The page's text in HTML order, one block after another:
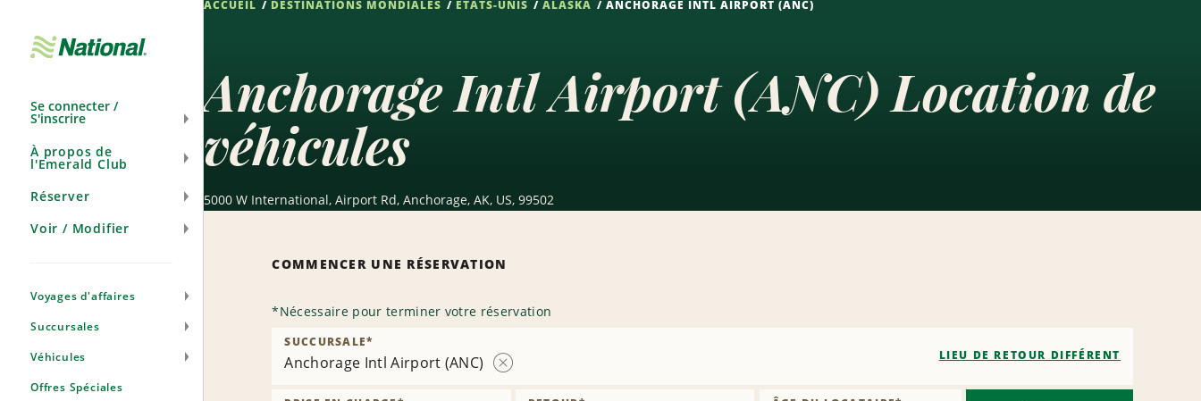
navigation
Se connecter /
S'inscrire
À propos de
l'Emerald Club
Réserver
Voir / Modifier
Voyages d'affaires
Succursales
Véhicules
Offres Spéciales
ACCUEIL DESTINATIONS MONDIALES ÉTATS-UNIS ALASKA ANCHORAGE INTL AIRPORT (ANC)
Anchorage Intl Airport (ANC) Location de
véhicules
5000 W International, Airport Rd, Anchorage, AK, US, 99502
COMMENCER UNE RÉSERVATION
*Nécessaire pour terminer votre réservation
Anchorage Intl Airport (ANC)
SUCCURSALE*
LIEU DE RETOUR DIFFÉRENT